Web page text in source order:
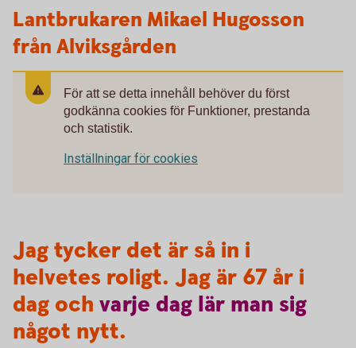
Lantbrukaren Mikael Hugosson
från Alviksgården
För att se detta innehåll behöver du först
godkänna cookies för Funktioner, prestanda
och statistik.
Inställningar för cookies
Jag tycker det är så in i
helvetes roligt. Jag är 67 år i
dag och varje dag lär man sig
något nytt.